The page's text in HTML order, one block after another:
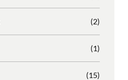
(2)
(1)
(15)